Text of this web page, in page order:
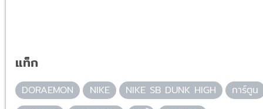
แท็ก
DORAEMON NIKE NIKE SB DUNK HIGH
การ์ตูน